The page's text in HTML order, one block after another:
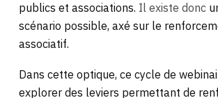
publics et associations. Il existe donc
scénario possible, axé sur le
associatif.
Dans cette optique, ce cycle de
explorer des leviers permettant de